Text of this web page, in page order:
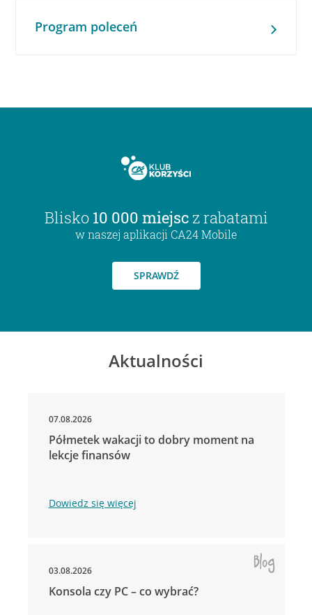
Program poleceń
Blisko 10 000 miejsc z rabatami
w naszej aplikacji CA24 Mobile
SPRAWDŹ
Aktualności
07.08.2026
Półmetek wakacji to dobry moment na
lekcje finansów
Dowiedz się więcej
03.08.2026
Konsola czy PC – co wybrać?